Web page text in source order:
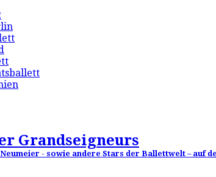
Grandseigneurs
- sowie andere Stars der Ballettwelt – auf